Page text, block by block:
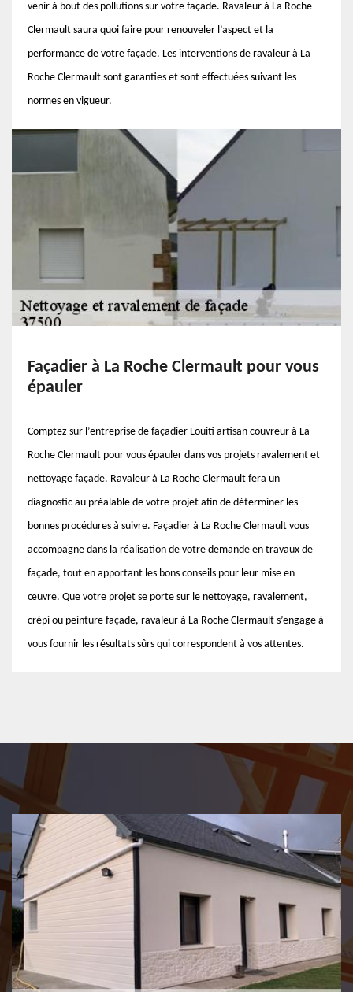
venir à bout des pollutions sur votre façade. Ravaleur à La Roche
Clermault saura quoi faire pour renouveler l’aspect et la
performance de votre façade. Les interventions de ravaleur à La
Roche Clermault sont garanties et sont effectuées suivant les
normes en vigueur.
Façadier à La Roche Clermault pour vous
épauler
Comptez sur l’entreprise de façadier Louiti artisan couvreur à La
Roche Clermault pour vous épauler dans vos projets ravalement et
nettoyage façade. Ravaleur à La Roche Clermault fera un
diagnostic au préalable de votre projet afin de déterminer les
bonnes procédures à suivre. Façadier à La Roche Clermault vous
accompagne dans la réalisation de votre demande en travaux de
façade, tout en apportant les bons conseils pour leur mise en
œuvre. Que votre projet se porte sur le nettoyage, ravalement,
crépi ou peinture façade, ravaleur à La Roche Clermault s’engage à
vous fournir les résultats sûrs qui correspondent à vos attentes.